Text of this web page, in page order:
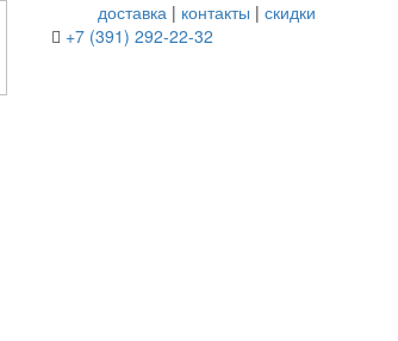
доставка | контакты |скидки
+7 (391) 292-22-32